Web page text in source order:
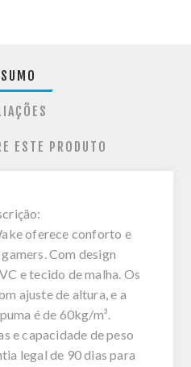
ESTE PRODUTO
oferece conforto e
Com design
e tecido de malha. Os
ajuste de altura, e a
é de 60kg/m³.
e capacidade de peso
legal de 90 dias para